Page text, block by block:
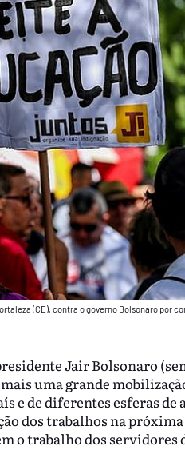
(CE), contra o governo Bolsonaro por
Jair Bolsonaro
uma grande
e de diferentes esferas
dos trabalhos na
o trabalho dos servidores